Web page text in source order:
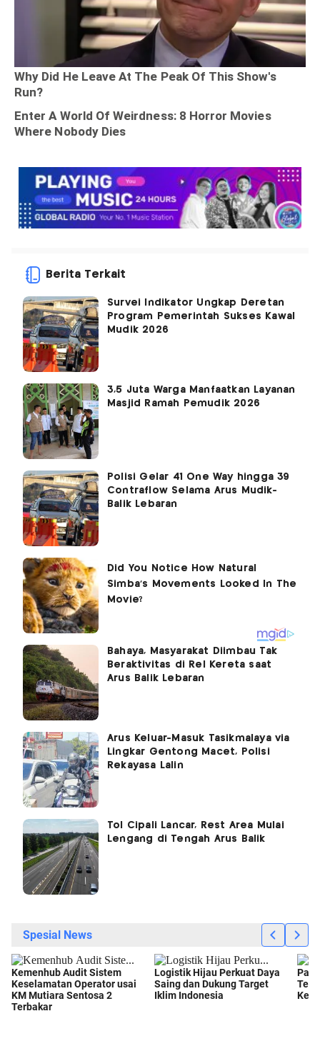
Berita Terkait
Survei Indikator Ungkap Deretan
Program Pemerintah Sukses Kawal
Mudik 2026
3,5 Juta Warga Manfaatkan Layanan
Masjid Ramah Pemudik 2026
Polisi Gelar 41 One Way hingga 39
Contraflow Selama Arus Mudik-
Balik Lebaran
Bahaya, Masyarakat Diimbau Tak
Beraktivitas di Rel Kereta saat
Arus Balik Lebaran
Arus Keluar-Masuk Tasikmalaya via
Lingkar Gentong Macet, Polisi
Rekayasa Lalin
Tol Cipali Lancar, Rest Area Mulai
Lengang di Tengah Arus Balik